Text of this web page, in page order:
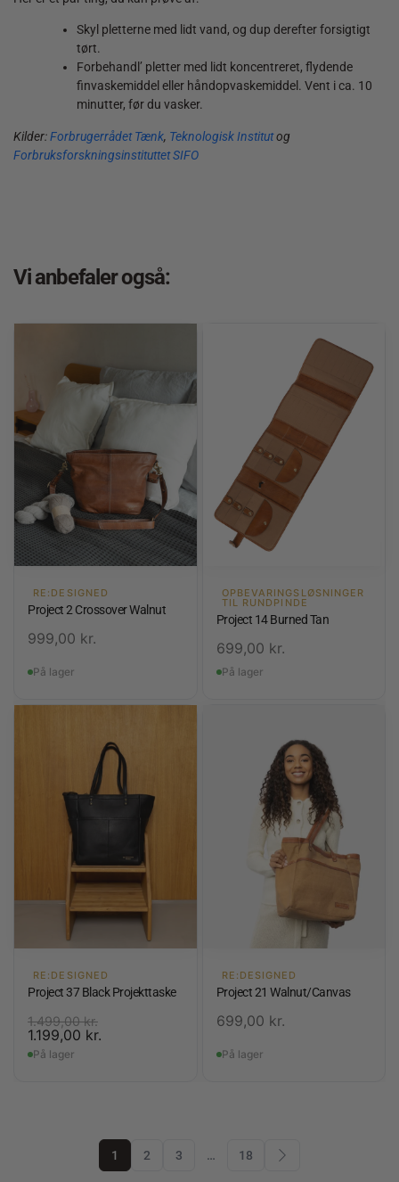
Skyl pletterne med lidt vand, og dup derefter forsigtigt
tørt.
Forbehandl’ pletter med lidt koncentreret, flydende
finvaskemiddel eller håndopvaskemiddel. Vent i ca. 10
minutter, før du vasker.
Kilder:Forbrugerrådet Tænk, Teknologisk Institutog
Forbruksforskningsinstituttet SIFO
Vi anbefaler også:
RE:DESIGNED
Project 2 Crossover Walnut
999,00 kr.
På lager
OPBEVARINGSLØSNINGER
TIL RUNDPINDE
Project 14 Burned Tan
699,00 kr.
På lager
RE:DESIGNED
Project 37 Black Projekttaske
1.499,00kr.
1.199,00 kr.
På lager
RE:DESIGNED
Project 21 Walnut/Canvas
699,00 kr.
På lager
1 2 3 … 18